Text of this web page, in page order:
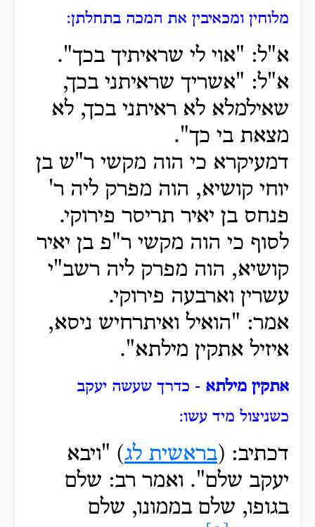
מלוחין ומכאיבין את המכה בתחלתן:
א"ל: "אוי לי שראיתיך בכך".
א"ל: "אשריך שראיתני בכך,
שאילמלא לא ראיתני בכך, לא
מצאת בי כך".
דמעיקרא כי הוה מקשי ר"ש בן
יוחי קושיא, הוה מפרק ליה ר'
פנחס בן יאיר תריסר פירוקי.
לסוף כי הוה מקשי ר"פ בן יאיר
קושיא, הוה מפרק ליה רשב"י
עשרין וארבעה פירוקי.
אמר: "הואיל ואיתרחיש ניסא,
איזיל אתקין מילתא".
אתקין מילתא - כדרך שעשה יעקב
כשניצול מיד עשו:
דכתיב: (בראשית לג) "ויבא
יעקב שלם". ואמר רב: שלם
בגופו, שלם בממונו, שלם